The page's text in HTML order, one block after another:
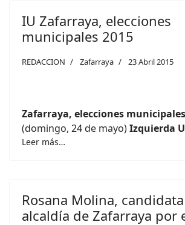
IU Zafarraya, elecciones
municipales 2015
REDACCION Zafarraya 23 Abril 2015
Zafarraya, elecciones
(domingo, 24 de mayo)Izquierda
Leer más…
Rosana Molina,
alcaldía de Zafarraya por